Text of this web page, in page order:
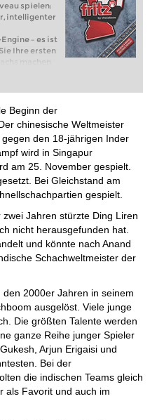
spielen:
intelligenter
– es ist
Ihre ersten
machen
Mit
und
Beginn der
chinesische Weltmeister
den 18-jährigen Inder
wird in Singapur
am 25. November gespielt.
Bei Gleichstand am
gespielt.
Jahren stürzte Ding Liren
nicht herausgefunden hat.
und könnte nach Anand
Schachweltmeister der
2000er Jahren in seinem
ausgelöst. Viele junge
Die größten Talente werden
ganze Reihe junger Spieler
Arjun Erigaisi und
Bei der
die indischen Teams gleich
als Favorit und auch im